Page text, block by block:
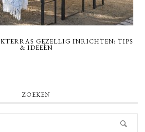
GEZELLIG INRICHTEN: TIPS
& IDEEËN
ZOEKEN